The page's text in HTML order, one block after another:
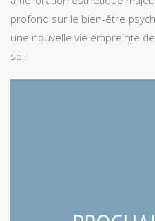
profond sur le bien-être
une nouvelle vie empreinte
soi.